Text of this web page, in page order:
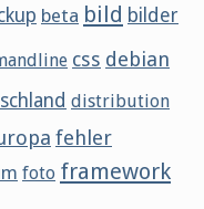
beta bild bilder
css debian
distribution
fehler
foto framework